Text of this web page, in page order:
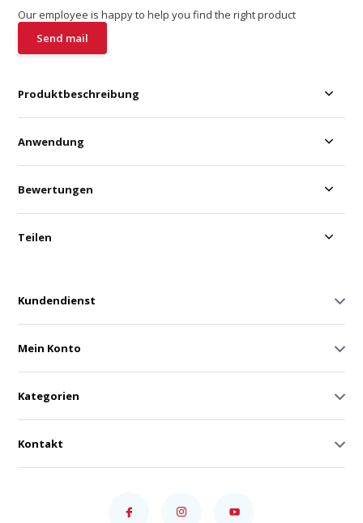
Our employee is happy to help you find the right product
Send mail
Produktbeschreibung
Anwendung
Bewertungen
Teilen
Kundendienst
Mein Konto
Kategorien
Kontakt